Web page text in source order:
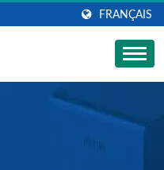
FRANÇAIS